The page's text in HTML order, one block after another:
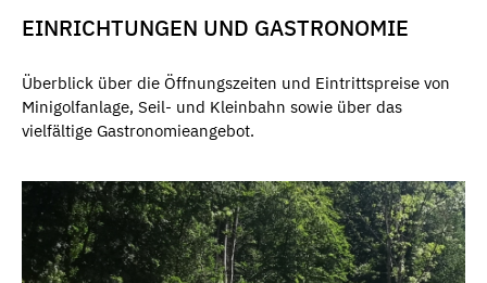
EINRICHTUNGEN UND GASTRONOMIE
Überblick über die Öffnungszeiten und Eintrittspreise von
Minigolfanlage, Seil- und Kleinbahn sowie über das
vielfältige Gastronomieangebot.